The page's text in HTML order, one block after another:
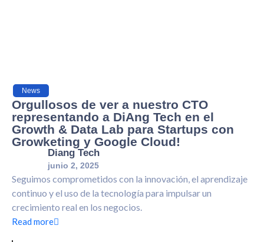
News
Orgullosos de ver a nuestro CTO
representando a DiAng Tech en el
Growth & Data Lab para Startups con
Growketing y Google Cloud!
Diang Tech
junio 2, 2025
Seguimos comprometidos con la innovación, el aprendizaje
continuo y el uso de la tecnología para impulsar un
crecimiento real en los negocios.
Read more